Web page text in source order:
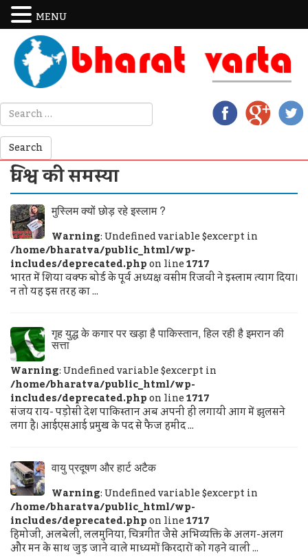
विश्व की समस्या
मुस्लिम क्यों छोड़ रहे इस्लाम ?
Warning: Undefined variable $excerpt in
/home/bharatva/public_html/wp-
includes/deprecated.phpon line1717
भारत में शिया वक्फ बोर्ड के पूर्व अध्यक्ष वसीम रिजवी ने इस्लाम त्याग दिया।
न तो यह इस तरह का ...
गृह युद्ध के कगार पर खड़ा है पाकिस्तान, हिल रही है इमरान की
सत्ता
Warning: Undefined variable $excerpt in
/home/bharatva/public_html/wp-
includes/deprecated.phpon line1717
संजय राय- पड़ोसी देश पाकिस्तान अब अपनी ही लगायी आग में झुलसने
लगा है। आईएसआई प्रमुख के पद से फैज हमीद ...
वायु प्रदूषण और हार्ट अटैक
Warning: Undefined variable $excerpt in
/home/bharatva/public_html/wp-
includes/deprecated.phpon line1717
हिमोजी, अलबेली, ललमुनिया, चित्रगीत जैसे अभिव्यक्ति के अलग-अलग
और मन के साथ जुड़ जाने वाले माध्यमों किरदारों को गढ़ने वाली ...
MENU